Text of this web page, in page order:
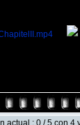
actual : 0 / 5 con 4